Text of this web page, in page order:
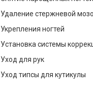
Удаление стержневой
Укрепления ногтей
Установка системы
Уход для рук
Уход типсы для кутикулы